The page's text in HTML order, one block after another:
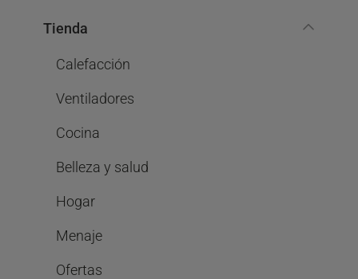
Tienda
Calefacción
Ventiladores
Cocina
Belleza y salud
Hogar
Menaje
Ofertas